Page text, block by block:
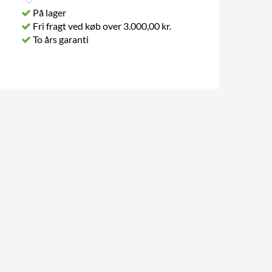
På lager
Fri fragt ved køb over 3.000,00 kr.
To års garanti